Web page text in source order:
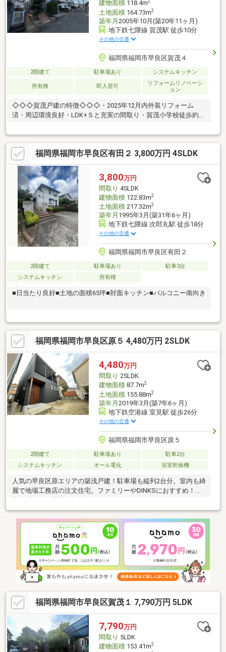
建物面積118.4m2
土地面積164.73m2
築年月 2005年10月(築20年11ヶ月)
地下鉄七隈線 賀茂駅 徒歩10分
その他の交通
福岡県福岡市早良区賀茂４
2階建て 駐車場あり システムキッチン
所有権 即入居可
リフォームリノベーシ
ョン
◇◇◇賀茂戸建の特徴◇◇◇・2025年12月内外装リフォーム
済・周辺環境良好・LDK+Ｓと充実の間取り・賀茂小学校徒歩約５
本日は弊社≪四季コーポレーション≫の物件をご覧頂きまして誠
にありがとうございます。「みんながハッピー」を経営理念に掲
げ、お客様のニーズに合った物件の紹介や、オーナー様だけでな
く入居者や地域の方々にも喜んで頂けるよう努めております。
福岡県福岡市早良区有田２ 3,800万円 4SLDK
3,800万円
間取り 4SLDK
建物面積122.83m2
土地面積217.32m2
築年月 1995年3月(築31年6ヶ月)
地下鉄七隈線 次郎丸駅 徒歩18分
その他の交通
福岡県福岡市早良区有田２
2階建て 駐車場あり
駐車3台
システムキッチン
所有権
■日当たり良好■土地の面積65坪■対面キッチン■バルコニー南向き
福岡県福岡市早良区原５ 4,480万円 2SLDK
4,480万円
間取り 2SLDK
建物面積87.7m2
土地面積155.88m2
築年月 2019年3月(築7年6ヶ月)
地下鉄空港線 室見駅 徒歩26分
その他の交通
福岡県福岡市早良区原５
2階建て 駐車場あり
駐車2台
システムキッチン
オール電化 浴室乾燥機
人気の早良区原エリアの築浅戸建！駐車場も縦列2台分。室内も綺
麗で地場工務店の注文住宅。ファミリーやDINKSにおすすめ！！
福岡県福岡市早良区賀茂１ 7,790万円 5LDK
7,790万円
間取り 5LDK
建物面積153.41m2